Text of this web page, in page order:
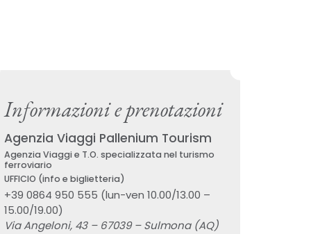
Informazioni e prenotazioni
Agenzia Viaggi Pallenium Tourism
Agenzia Viaggi e T.O. specializzata nel turismo
ferroviario
UFFICIO (info e biglietteria)
+39 0864 950 555 (lun-ven 10.00/13.00 –
15.00/19.00)
Via Angeloni, 43 – 67039 – Sulmona (AQ)